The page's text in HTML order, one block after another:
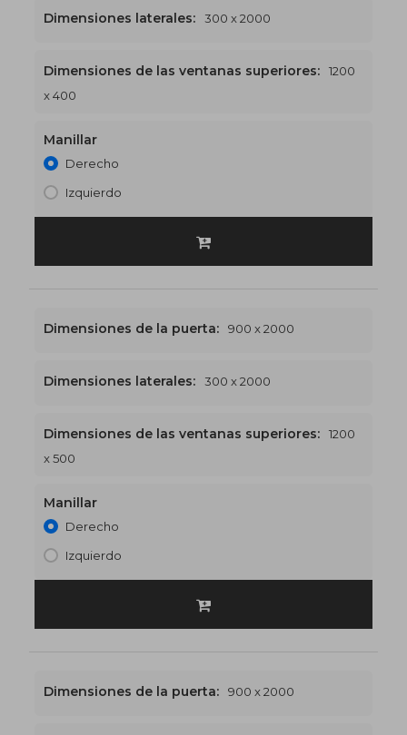
1200 x 2400€511
Dimensiones laterales: 300 x 2000
Dimensiones de las ventanas superiores:
1200
x 400
Manillar
Derecho
Izquierdo
1200 x 2500€518
Dimensiones de la puerta: 900 x 2000
Dimensiones laterales: 300 x 2000
Dimensiones de las ventanas superiores:
1200
x 500
Manillar
Derecho
Izquierdo
Dimensiones de la puerta: 900 x 2000